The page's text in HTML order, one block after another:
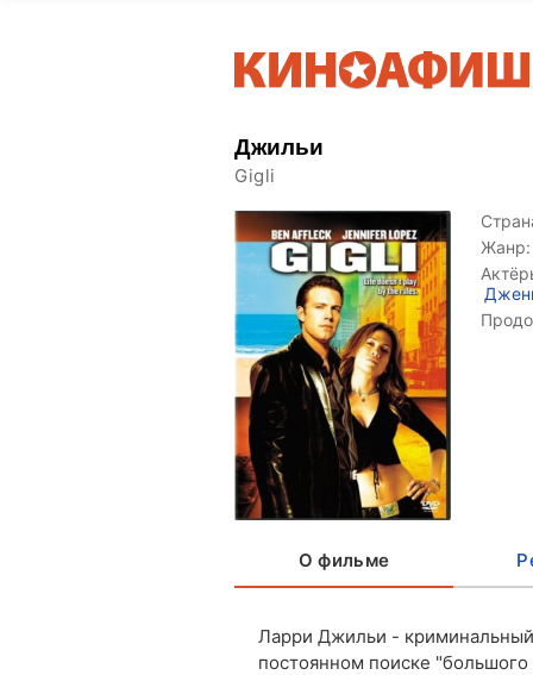
Джильи
Gigli
Жанр:
О фильме
Ларри Джильи -
постоянном поиске